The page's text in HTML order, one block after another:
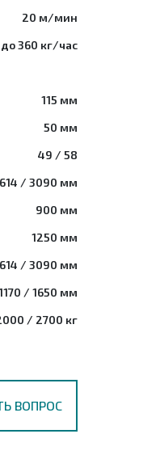
20 м/мин
до 360 кг/час
115 мм
50 мм
49 / 58
/ 3090 мм
900 мм
1250 мм
/ 3090 мм
/ 1650 мм
/ 2700 кг
ВОПРОС